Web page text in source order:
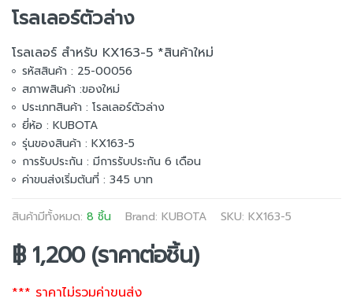
โรลเลอร์ตัวล่าง
โรลเลอร์ สำหรับ KX163-5 *สินค้าใหม่
รหัสสินค้า : 25-00056
สภาพสินค้า :ของใหม่
ประเภทสินค้า : โรลเลอร์ตัวล่าง
ยี่ห้อ : KUBOTA
รุ่นของสินค้า : KX163-5
การรับประกัน : มีการรับประกัน 6 เดือน
ค่าขนส่งเริ่มต้นที่ : 345 บาท
สินค้ามีทั้งหมด: 8 ชิ้น Brand: KUBOTA SKU: KX163-5
฿ 1,200 (ราคาต่อชิ้น)
*** ราคาไม่รวมค่าขนส่ง